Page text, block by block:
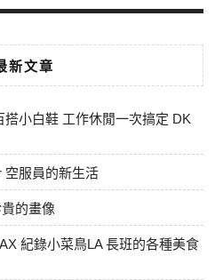
新文章
小白鞋 工作休閒一次搞定 DK
空服員的新生活
的畫像
紀錄小菜鳥LA 長班的各種美食